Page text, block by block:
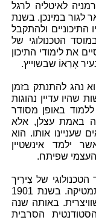
לאיטליה לרגל
לגור במינכן. בשנת
התיכוניים ולהתקבל
הטכנולוגי של
את לימודי התיכון
אָרַאוֹ שבשוייץ.
נהג להתנתק בזמן
שהיו עדיין נהוגות
ללמוד באופן מסודר
באמת עצלן, אלא
שעניינו אותו. הוא
ילמד אינשטיין
העצמי שפיתח.
הטכנולוגי של צִירִיך
בכדי לקבל תעודת הוראה בפיזיקה ובמתמטיקה. בשנת 1901
באותה שנה
הסרבית